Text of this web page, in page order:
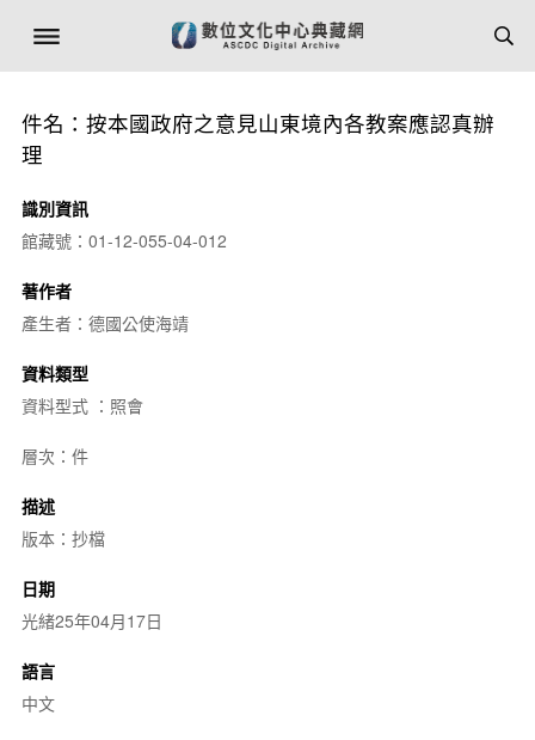
件名：按本國政府之意見山東境內各教案應認真辦
理
識別資訊
館藏號：01-12-055-04-012
著作者
產生者：德國公使海靖
資料類型
資料型式 ：照會
層次：件
描述
版本：抄檔
日期
光緒25年04月17日
語言
中文